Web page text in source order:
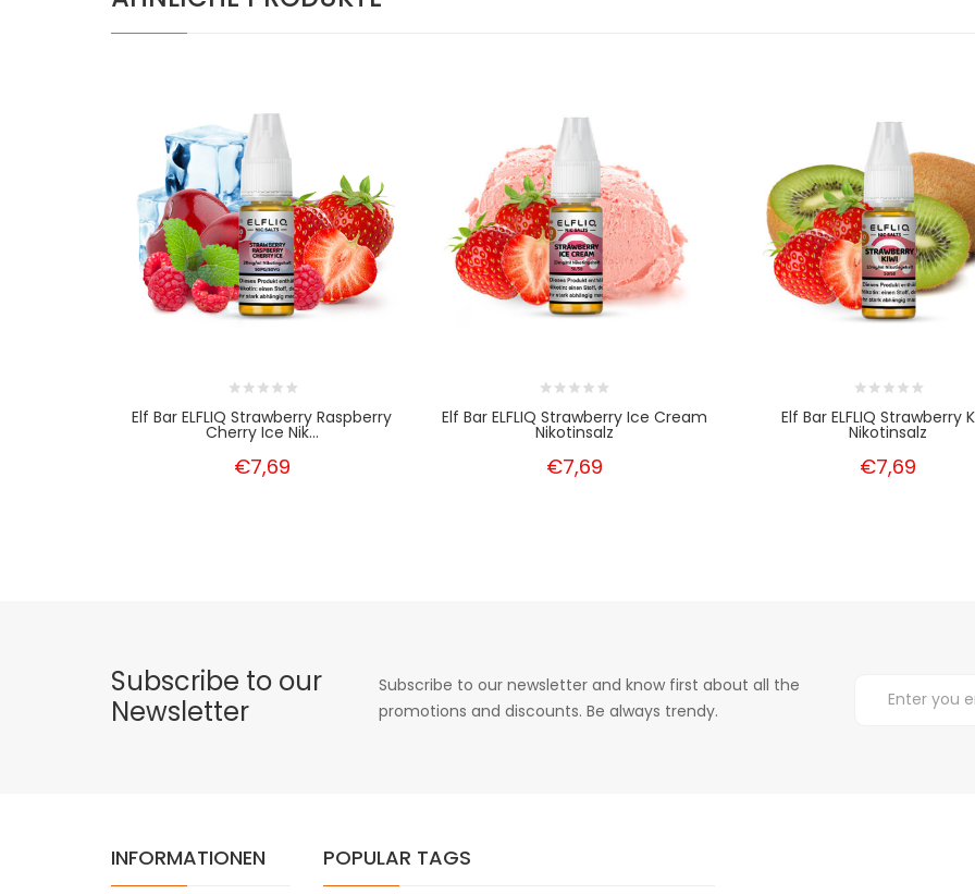
Elf Bar ELFLIQ Strawberry Raspberry
Cherry Ice Nik...
€7,69
Elf Bar ELFLIQ Strawberry Ice Cream
Nikotinsalz
€7,69
Elf Bar ELFLIQ Strawberry
Nikotinsalz
€7,69
Subscribe to our
Newsletter
Subscribe to our newsletter and know first about all the
promotions and discounts. Be always trendy.
INFORMATIONEN POPULAR TAGS